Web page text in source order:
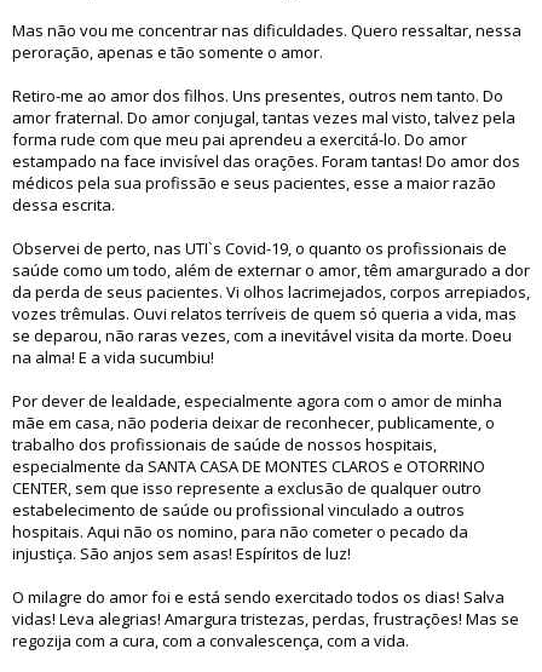
Mas não vou me concentrar nas dificuldades. Quero ressaltar, nessa
peroração, apenas e tão somente o amor.
Retiro-me ao amor dos filhos. Uns presentes, outros nem tanto. Do
amor fraternal. Do amor conjugal, tantas vezes mal visto, talvez pela
forma rude com que meu pai aprendeu a exercitá-lo. Do amor
estampado na face invisível das orações. Foram tantas! Do amor dos
médicos pela sua profissão e seus pacientes, esse a maior razão
dessa escrita.
Observei de perto, nas UTI`s Covid-19, o quanto os profissionais de
saúde como um todo, além de externar o amor, têm amargurado a dor
da perda de seus pacientes. Vi olhos lacrimejados, corpos arrepiados,
vozes trêmulas. Ouvi relatos terríveis de quem só queria a vida, mas
se deparou, não raras vezes, com a inevitável visita da morte. Doeu
na alma! E a vida sucumbiu!
Por dever de lealdade, especialmente agora com o amor de minha
mãe em casa, não poderia deixar de reconhecer, publicamente, o
trabalho dos profissionais de saúde de nossos hospitais,
especialmente da SANTA CASA DE MONTES CLAROS e OTORRINO
CENTER, sem que isso represente a exclusão de qualquer outro
estabelecimento de saúde ou profissional vinculado a outros
hospitais. Aqui não os nomino, para não cometer o pecado da
injustiça. São anjos sem asas! Espíritos de luz!
O milagre do amor foi e está sendo exercitado todos os dias! Salva
vidas! Leva alegrias! Amargura tristezas, perdas, frustrações! Mas se
regozija com a cura, com a convalescença, com a vida.